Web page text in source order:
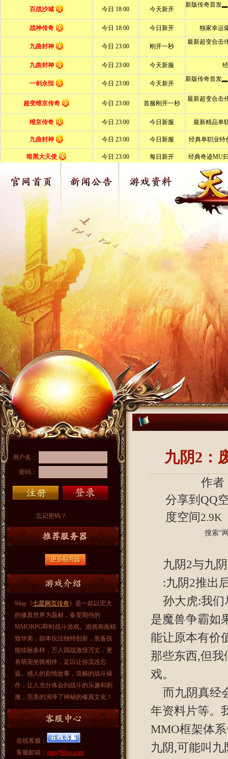
用户名：
密码：
忘记密码？
94ap《七星网页传奇》是一款以宏大
的修真世界为题材，备受期待的
MMORPG即时战斗游戏。游戏画面精
致华美，副本玩法独特创新，装备技
能炫丽多样，万人国战激情万丈，更
有萌宠坐骑相伴，足以让你流连忘
返。感人的剧情故事，流畅的战斗操
作，让人充分体会到战斗的乐趣和刺
激，完美的演绎了神秘的修真文化！
在线客服：
客服邮箱： gm@94ap.com
九阴2：
作者
分享到 QQ
度空间2.9K
搜索“
九阴2与九
:九阴2推出
孙大虎:我
是魔兽争霸如
能让原本有价
那些东西,但
戏。
而九阴真经
年资料片等。
MMO框架体
九阴,可能叫